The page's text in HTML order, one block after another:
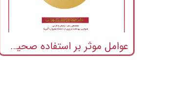
عوامل موثر بر استفاده صحيح از روش هاي پيشگيري از بارداري